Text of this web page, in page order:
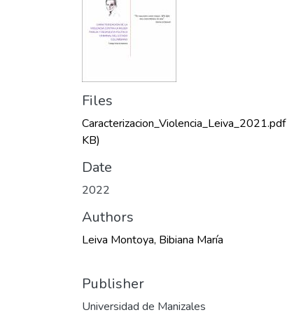
Files
Caracterizacion_Violencia_Leiva_2021.pdf
KB)
Date
2022
Authors
Leiva Montoya, Bibiana María
Publisher
Universidad de Manizales